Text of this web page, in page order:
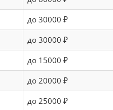
до 30000 ₽
до 30000 ₽
до 15000 ₽
до 20000 ₽
до 25000 ₽